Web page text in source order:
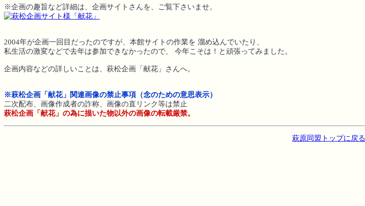
※企画の趣旨など詳細は、企画サイトさんを、ご覧下さいませ。
2004年が企画一回目だったのですが、本館サイトの作業を 溜め込んでいたり、
私生活の激変などで去年は参加できなかったので、 今年こそは！と頑張ってみました。
企画内容などの詳しいことは、萩松企画「献花」さんへ。
※萩松企画「献花」関連画像の禁止事項（念のための意思表示）
二次配布、画像作成者の詐称、画像の直リンク等は禁止
萩松企画「献花」の為に描いた物以外の画像の転載厳禁。
萩原同盟トップに戻る